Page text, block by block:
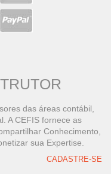
das áreas contábil,
A CEFIS fornece as
Conhecimento,
sua Expertise.
CADASTRE-SE